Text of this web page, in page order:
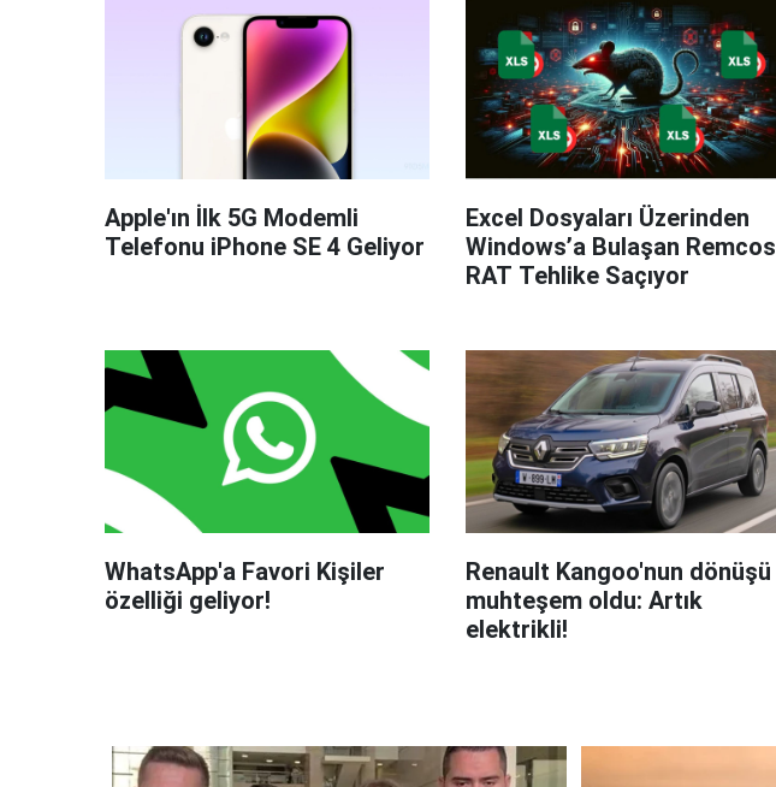
Apple'ın İlk 5G Modemli
Telefonu iPhone SE 4 Geliyor
Excel Dosyaları Üzerinden
Windows’a Bulaşan Remcos
RAT Tehlike Saçıyor
WhatsApp'a Favori Kişiler
özelliği geliyor!
Renault Kangoo'nun dönüşü
muhteşem oldu: Artık
elektrikli!